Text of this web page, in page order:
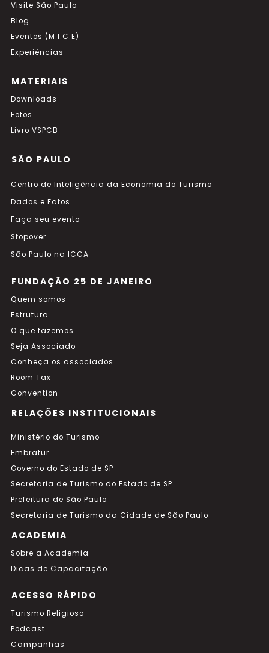
Visite São Paulo
Blog
Eventos (M.I.C.E)
Experiências
MATERIAIS
Downloads
Fotos
Livro VSPCB
SÃO PAULO
Centro de Inteligência da Economia do Turismo
Dados e Fatos
Faça seu evento
Stopover
São Paulo na ICCA
FUNDAÇÃO 25 DE JANEIRO
Quem somos
Estrutura
O que fazemos
Seja Associado
Conheça os associados
Room Tax
Convention
RELAÇÕES INSTITUCIONAIS
Ministério do Turismo
Embratur
Governo do Estado de SP
Secretaria de Turismo do Estado de SP
Prefeitura de São Paulo
Secretaria de Turismo da Cidade de São Paulo
ACADEMIA
Sobre a Academia
Dicas de Capacitação
ACESSO RÁPIDO
Turismo Religioso
Podcast
Campanhas